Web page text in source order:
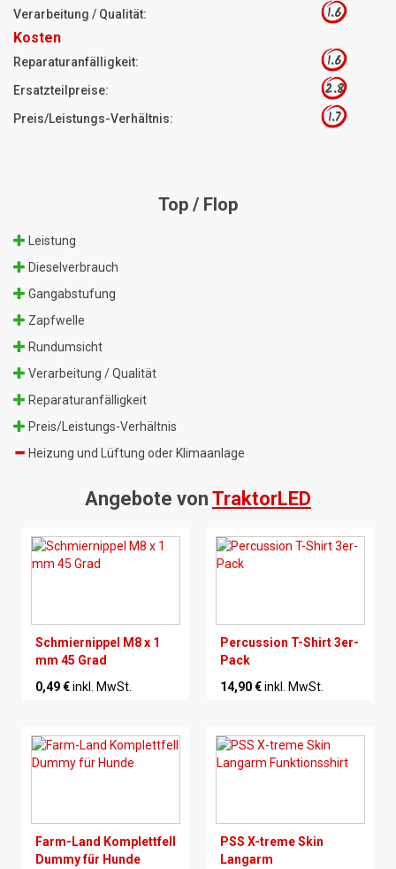
Verarbeitung / Qualität: 1.6
Kosten
Reparaturanfälligkeit: 1.6
Ersatzteilpreise: 2.8
Preis/Leistungs-Verhältnis: 1.7
Top / Flop
Leistung
Dieselverbrauch
Gangabstufung
Zapfwelle
Rundumsicht
Verarbeitung / Qualität
Reparaturanfälligkeit
Preis/Leistungs-Verhältnis
Heizung und Lüftung oder Klimaanlage
Angebote von TraktorLED
Schmiernippel M8 x 1
mm 45 Grad
0,49 €inkl. MwSt.
Percussion T-Shirt 3er-
Pack
14,90 €inkl. MwSt.
Farm-Land Komplettfell
Dummy für Hunde
PSS X-treme Skin
Langarm